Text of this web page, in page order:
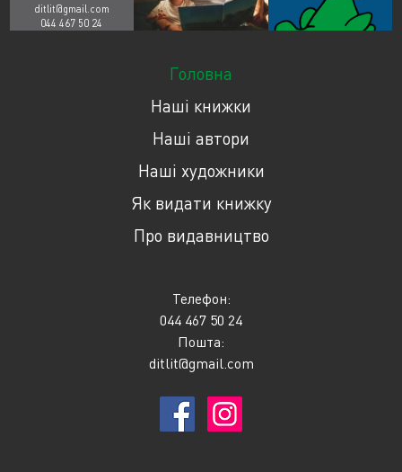
ditlit@gmail.com
044 467 50 24
Головна
Наші книжки
Наші автори
Наші художники
Як видати книжку
Про видавництво
Телефон:
044 467 50 24
Пошта:
ditlit@gmail.com